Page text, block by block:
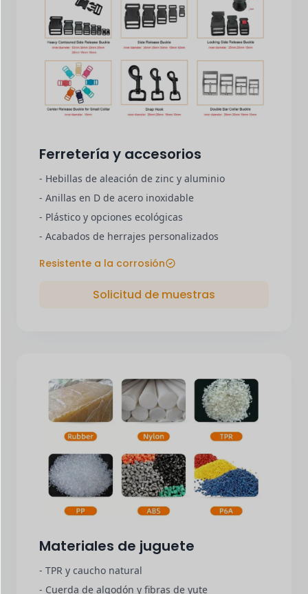
Ferretería y accesorios
- Hebillas de aleación de zinc y aluminio
- Anillas en D de acero inoxidable
- Plástico y opciones ecológicas
- Acabados de herrajes personalizados
Resistente a la corrosión
Solicitud de muestras
Materiales de juguete
- TPR y caucho natural
- Cuerda de algodón y fibras de yute